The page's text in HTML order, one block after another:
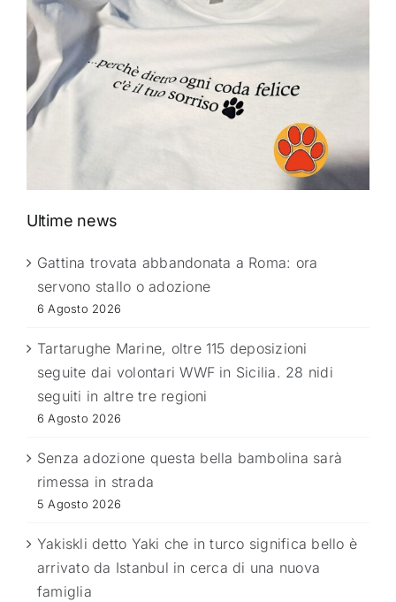
Ultime news
Gattina trovata abbandonata a Roma: ora
servono stallo o adozione
6 Agosto 2026
Tartarughe Marine, oltre 115 deposizioni
seguite dai volontari WWF in Sicilia. 28 nidi
seguiti in altre tre regioni
6 Agosto 2026
Senza adozione questa bella bambolina sarà
rimessa in strada
5 Agosto 2026
Yakiskli detto Yaki che in turco significa bello è
arrivato da Istanbul in cerca di una nuova
famiglia